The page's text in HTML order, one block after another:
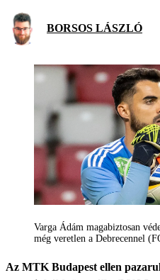
BORSOS LÁSZLÓ
Varga Ádám magabiztosan
még veretlen a Debrecennel
Az MTK Budapest ellen